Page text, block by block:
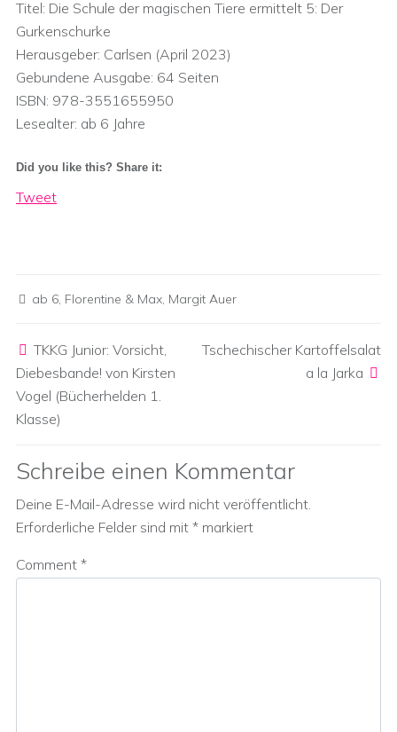
Titel: Die Schule der magischen Tiere ermittelt 5: Der
Gurkenschurke
Herausgeber:‎ Carlsen (April 2023)
Gebundene Ausgabe: 64 Seiten
ISBN: 978-3551655950
Lesealter: ab‎ 6 Jahre
Did you like this? Share it:
Tweet
ab 6, Florentine & Max, Margit Auer
TKKG Junior: Vorsicht,
Diebesbande! von Kirsten
Vogel (Bücherhelden 1.
Klasse)
Tschechischer Kartoffelsalat
a la Jarka
Schreibe einen Kommentar
Deine E-Mail-Adresse wird nicht veröffentlicht.
Erforderliche Felder sind mit * markiert
Comment *